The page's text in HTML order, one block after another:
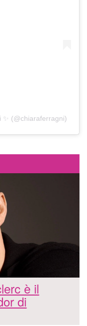
(@chiaraferragni)
è il
di